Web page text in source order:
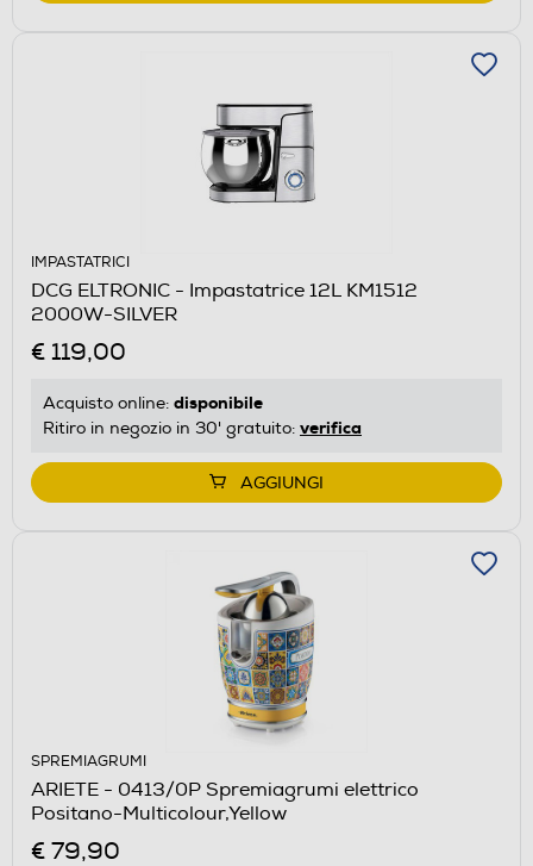
IMPASTATRICI
DCG ELTRONIC - Impastatrice 12L KM1512
2000W-SILVER
€ 119,00
Acquisto online: disponibile
Ritiro in negozio in 30' gratuito: verifica
AGGIUNGI
SPREMIAGRUMI
ARIETE - 0413/0P Spremiagrumi elettrico
Positano-Multicolour,Yellow
€ 79,90